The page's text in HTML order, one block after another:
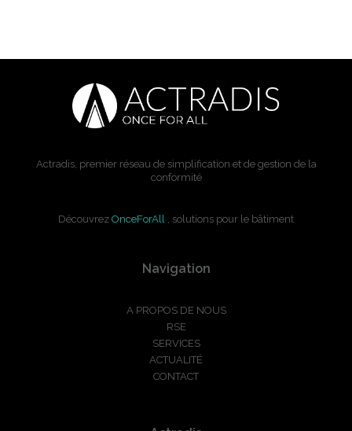
Actradis, premier réseau de simplification et de gestion de la
conformité
Découvrez OnceForAll , solutions pour le bâtiment
Navigation
A PROPOS DE NOUS
RSE
SERVICES
ACTUALITÉ
CONTACT